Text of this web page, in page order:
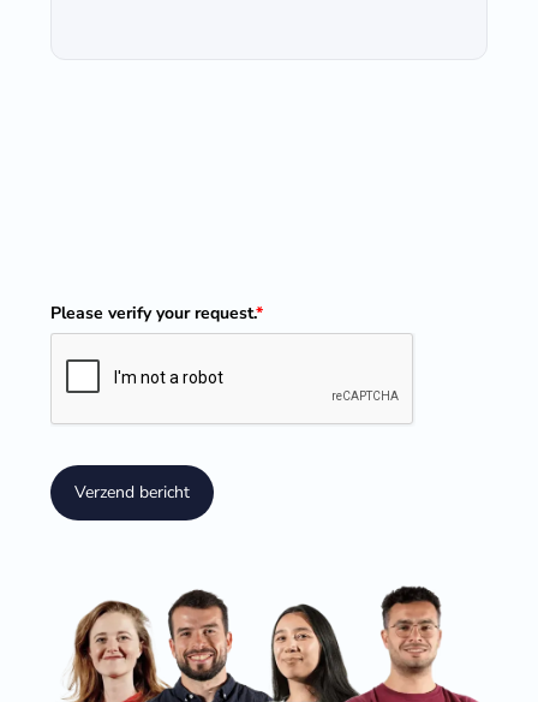
Please verify your request.*
Verzend bericht